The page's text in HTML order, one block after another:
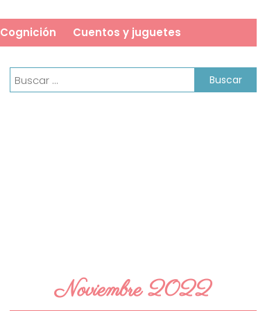
Cognición Cuentos y juguetes
Buscar:
Noviembre 2022